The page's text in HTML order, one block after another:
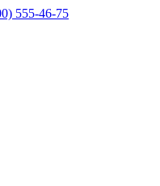
555-46-75